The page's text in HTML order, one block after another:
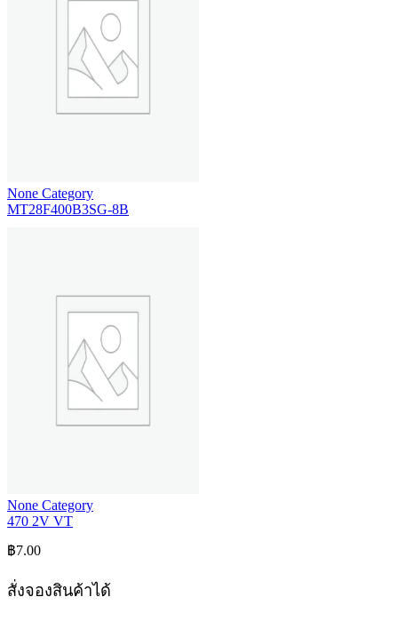
None Category
MT28F400B3SG-8B
None Category
470 2V VT
฿7.00
สั่งจองสินค้าได้